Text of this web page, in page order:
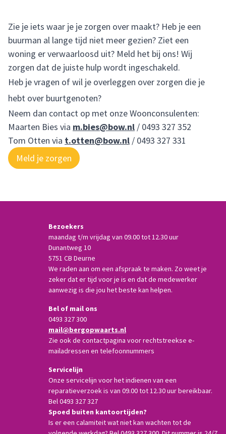
Zie je iets waar je je zorgen over maakt? Heb je een
buurman al lange tijd niet meer gezien? Ziet een
woning er verwaarloosd uit? Meld het bij ons! Wij
zorgen dat de juiste hulp wordt ingeschakeld.
Heb je vragen of wil je overleggen over zorgen die je
hebt over buurtgenoten?
Neem dan contact op met onze Woonconsulenten:
Maarten Bies via m.bies@bow.nl / 0493 327 352
Tom Otten via t.otten@bow.nl / 0493 327 331
Meld je zorgen
Bezoekers
maandag t/m vrijdag van 09.00 tot 12.30 uur
Dunantweg 10
5751 CB Deurne
We raden aan om een afspraak te maken. Zo weet je
zeker dat er tijd voor je is en dat de medewerker
aanwezig is die jou het beste kan helpen.
Bel of mail ons
0493 327 300
mail@bergopwaarts.nl
Zie ook de contactpagina voor rechtstreekse e-
mailadressen en telefoonnummers
Servicelijn
Onze servicelijn voor het indienen van een
reparatieverzoek is van 09.00 tot 12.30 uur bereikbaar.
Bel 0493 327 327
Spoed buiten kantoortijden?
Is er een calamiteit wat niet kan wachten tot de